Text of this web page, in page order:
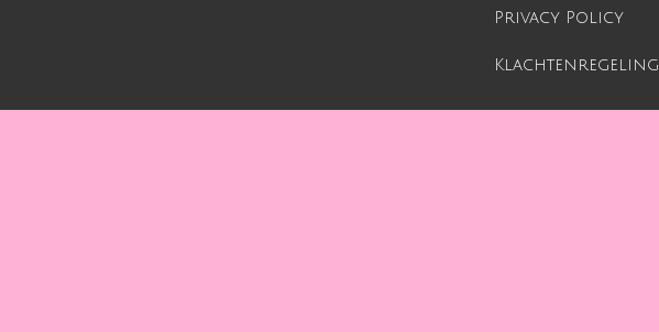
Privacy Policy
Klachtenregeling